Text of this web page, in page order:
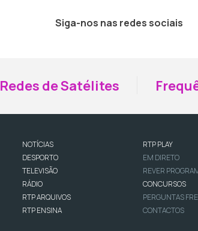
Siga-nos nas redes sociais
Redes de Satélites
NOTÍCIAS
DESPORTO
TELEVISÃO
RÁDIO
RTP ARQUIVOS
RTP ENSINA
RTP PLAY
EM DIRETO
REVER
CONCURSOS
PERGUNTAS
CONTACTOS